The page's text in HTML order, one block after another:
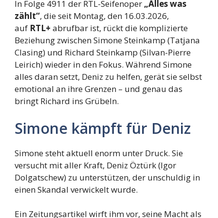
In Folge 4911 der RTL-Seifenoper „Alles was
zählt“, die seit Montag, den 16.03.2026,
auf RTL+ abrufbar ist, rückt die komplizierte
Beziehung zwischen Simone Steinkamp (Tatjana
Clasing) und Richard Steinkamp (Silvan-Pierre
Leirich) wieder in den Fokus. Während Simone
alles daran setzt, Deniz zu helfen, gerät sie selbst
emotional an ihre Grenzen – und genau das
bringt Richard ins Grübeln.
Simone kämpft für Deniz
Simone steht aktuell enorm unter Druck. Sie
versucht mit aller Kraft, Deniz Öztürk (Igor
Dolgatschew) zu unterstützen, der unschuldig in
einen Skandal verwickelt wurde.
Ein Zeitungsartikel wirft ihm vor, seine Macht als